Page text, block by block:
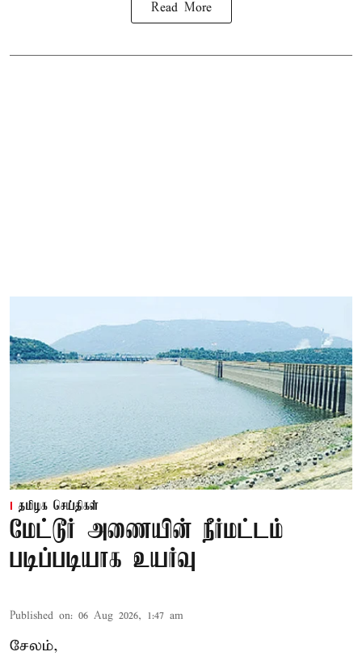
Read More
தமிழக செய்திகள்
மேட்டூர் அணையின் நீர்மட்டம்
படிப்படியாக உயர்வு
Published on: 06 Aug 2026, 1:47 am
சேலம்,